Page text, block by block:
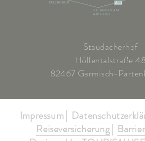
A12
ST. ANTON AM
ARLBERG
FELDKIRCH
Staudacherhof
Höllentalstraße 48
82467 Garmisch-
Impressum
Reiseversicherung